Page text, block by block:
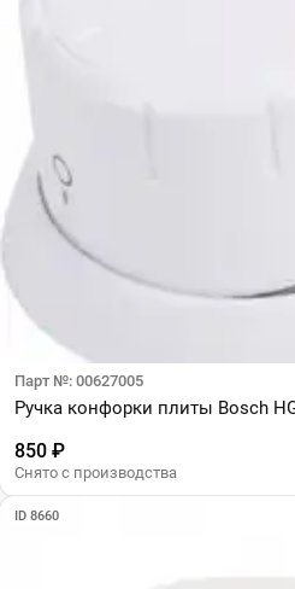
Парт №: 00627005
Ручка конфорки плиты Bosch
850 ₽
Снято с производства
ID 8660